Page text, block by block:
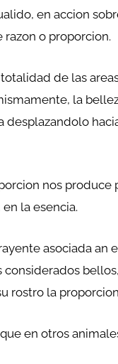
en accion
o proporcion.
de las
la
nos produce
la esencia.
asociada an
rostro la
en otros